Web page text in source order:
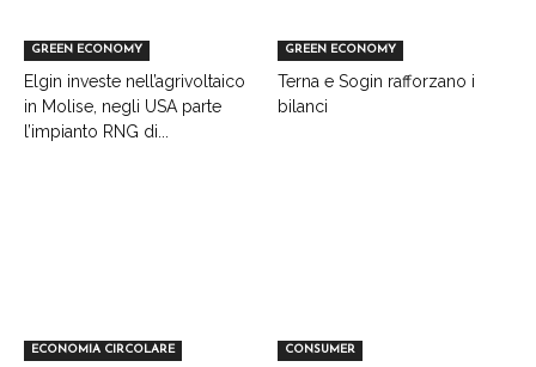
GREEN ECONOMY
Elgin investe nell’agrivoltaico
in Molise, negli USA parte
l’impianto RNG di...
GREEN ECONOMY
Terna e Sogin rafforzano i
bilanci
ECONOMIA CIRCOLARE CONSUMER